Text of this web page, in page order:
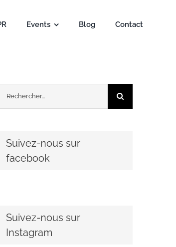
Events Blog Contact
Rechercher:
Suivez-nous sur
facebook
Suivez-nous sur
Instagram